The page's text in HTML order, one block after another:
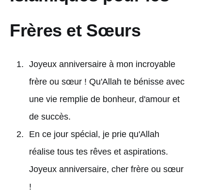
Frères et Sœurs
Joyeux anniversaire à mon incroyable
frère ou sœur ! Qu'Allah te bénisse avec
une vie remplie de bonheur, d'amour et
de succès.
En ce jour spécial, je prie qu'Allah
réalise tous tes rêves et aspirations.
Joyeux anniversaire, cher frère ou sœur
!